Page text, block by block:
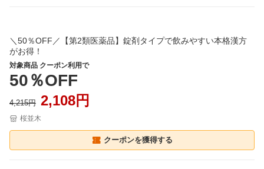
＼50％OFF／【第2類医薬品】錠剤タイプで飲みやすい本格漢方
がお得！
対象商品 クーポン利用で
50％OFF
4,215円 2,108円
桜並木
クーポンを獲得する